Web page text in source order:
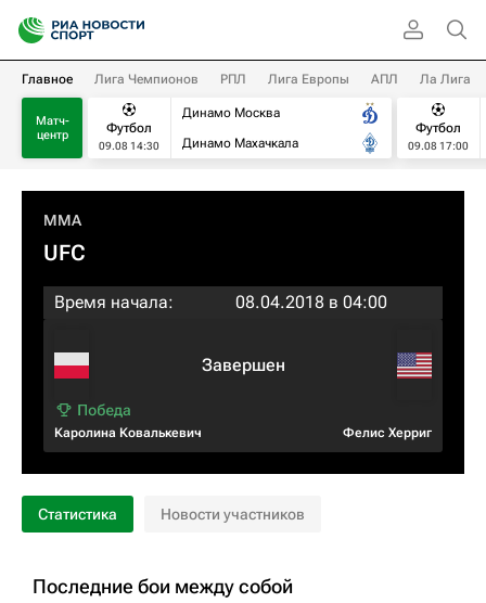
Главное Лига Чемпионов РПЛ Лига Европы АПЛ Ла Лига
Матч-
центр
Футбол
09.08 14:30
Динамо Москва
Динамо Махачкала
Футбол
09.08 17:00
MMA
UFC
Время начала: 08.04.2018 в 04:00
Каролина Ковалькевич
Завершен
Фелис Херриг
Статистика Новости участников
Последние бои между собой